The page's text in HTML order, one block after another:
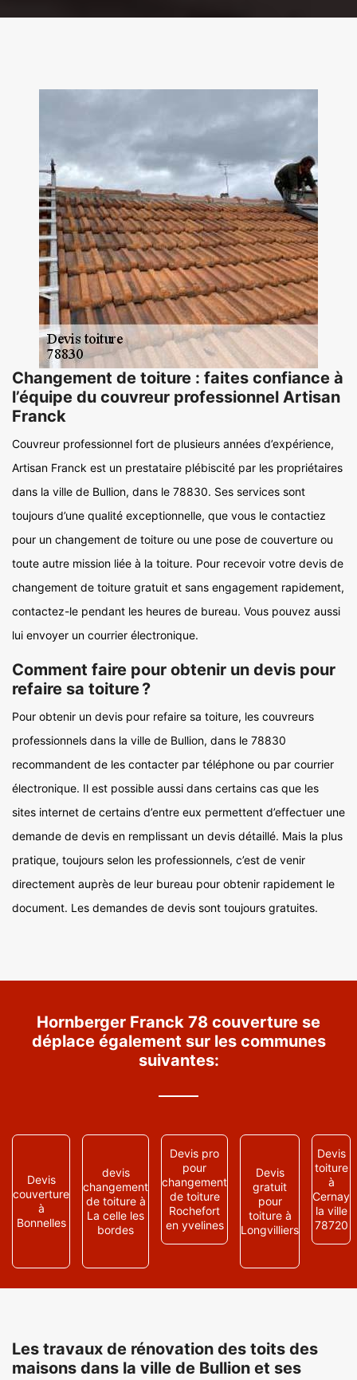
Changement de toiture : faites confiance à
l’équipe du couvreur professionnel Artisan
Franck
Couvreur professionnel fort de plusieurs années d’expérience,
Artisan Franck est un prestataire plébiscité par les propriétaires
dans la ville de Bullion, dans le 78830. Ses services sont
toujours d’une qualité exceptionnelle, que vous le contactiez
pour un changement de toiture ou une pose de couverture ou
toute autre mission liée à la toiture. Pour recevoir votre devis de
changement de toiture gratuit et sans engagement rapidement,
contactez-le pendant les heures de bureau. Vous pouvez aussi
lui envoyer un courrier électronique.
Comment faire pour obtenir un devis pour
refaire sa toiture ?
Pour obtenir un devis pour refaire sa toiture, les couvreurs
professionnels dans la ville de Bullion, dans le 78830
recommandent de les contacter par téléphone ou par courrier
électronique. Il est possible aussi dans certains cas que les
sites internet de certains d’entre eux permettent d’effectuer une
demande de devis en remplissant un devis détaillé. Mais la plus
pratique, toujours selon les professionnels, c’est de venir
directement auprès de leur bureau pour obtenir rapidement le
document. Les demandes de devis sont toujours gratuites.
Hornberger Franck 78 couverture se
déplace également sur les communes
suivantes:
Devis
couverture
à
Bonnelles
devis
changement
de toiture à
La celle les
bordes
Devis pro
pour
changement
de toiture
Rochefort
en yvelines
Devis
gratuit
pour
toiture à
Longvilliers
Devis
toiture
à
Cernay
la ville
78720
Les travaux de rénovation des toits des
maisons dans la ville de Bullion et ses